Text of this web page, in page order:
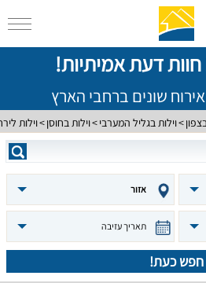
וילות בגליל המערבי וילות בחוסן וילות
אזור
תאריך עזיבה
חפש כעת!